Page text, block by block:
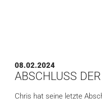
08.02.2024
ABSCHLUSS
Chris hat seine letzte